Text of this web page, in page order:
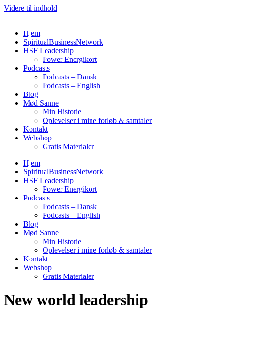
Videre til indhold
Hjem
SpiritualBusinessNetwork
HSF Leadership
Power Energikort
Podcasts
Podcasts – Dansk
Podcasts – English
Blog
Mød Sanne
Min Historie
Oplevelser i mine forløb & samtaler
Kontakt
Webshop
Gratis Materialer
Hjem
SpiritualBusinessNetwork
HSF Leadership
Power Energikort
Podcasts
Podcasts – Dansk
Podcasts – English
Blog
Mød Sanne
Min Historie
Oplevelser i mine forløb & samtaler
Kontakt
Webshop
Gratis Materialer
New world leadership